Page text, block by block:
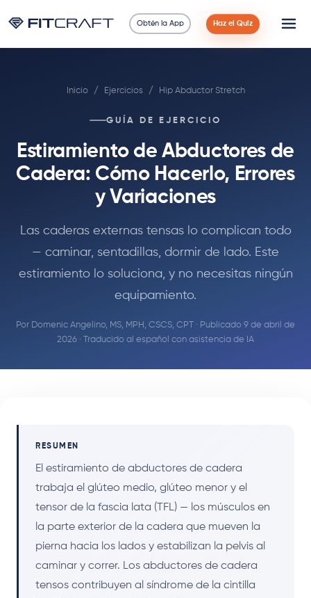
Obtén la App Haz el Quiz
90 Días
Inicio / Ejercicios / Hip Abductor Stretch
GUÍA DE EJERCICIO
Estiramiento de Abductores de
Cadera: Cómo Hacerlo, Errores
y Variaciones
Las caderas externas tensas lo complican todo
— caminar, sentadillas, dormir de lado. Este
estiramiento lo soluciona, y no necesitas ningún
equipamiento.
Por Domenic Angelino, MS, MPH, CSCS, CPT · Publicado 9 de abril de
2026 · Traducido al español con asistencia de IA
RESUMEN
El estiramiento de abductores de cadera
trabaja el glúteo medio, glúteo menor y el
tensor de la fascia lata (TFL) — los músculos en
la parte exterior de la cadera que mueven la
pierna hacia los lados y estabilizan la pelvis al
caminar y correr. Los abductores de cadera
tensos contribuyen al síndrome de la cintilla